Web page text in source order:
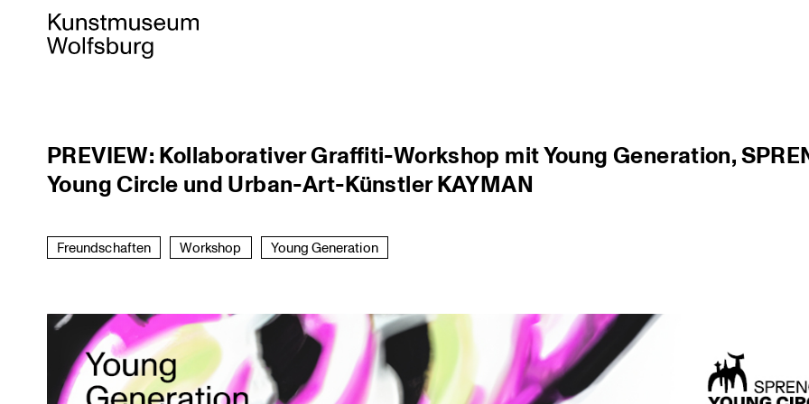
PREVIEW: Kollaborativer Graffiti-Workshop mit Young Generation,
Young Circle und Urban-Art-Künstler KAYMAN
Freundschaften Workshop Young Generation